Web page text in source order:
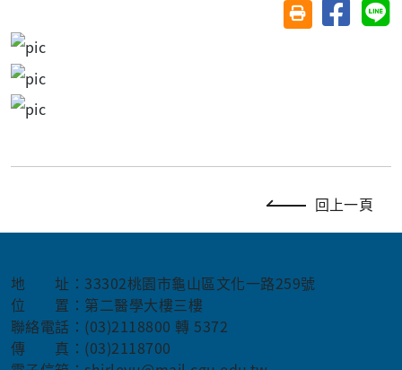
友善列印(另開視
分享至
回上一頁
地 址：33302桃園市龜山區文化一路259號
位 置：第二醫學大樓三樓
聯絡電話：(03)2118800 轉 5372
傳 真：(03)2118700